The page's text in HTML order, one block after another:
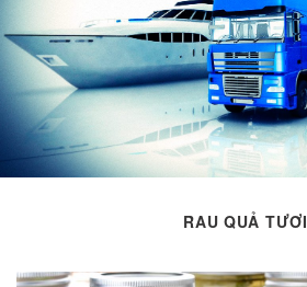
RAU QUẢ TƯƠI